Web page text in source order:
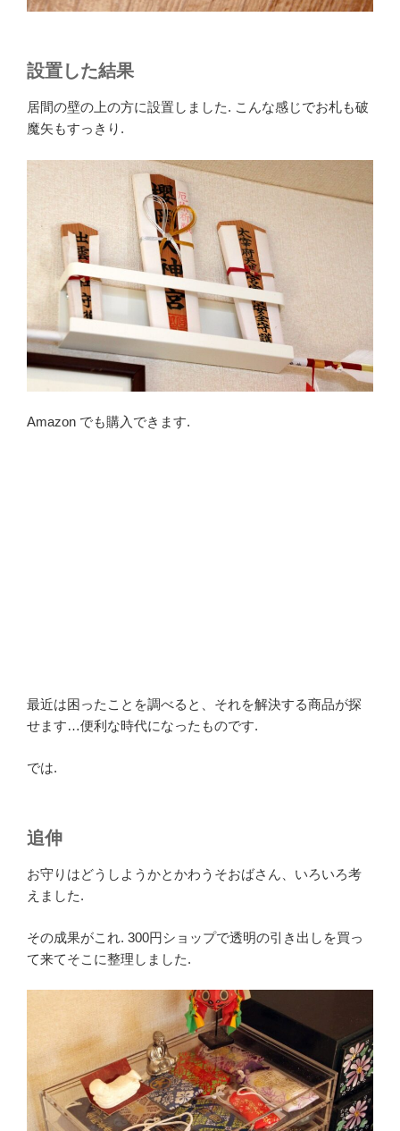
設置した結果
居間の壁の上の方に設置しました. こんな感じでお札も破
魔矢もすっきり.
Amazon でも購入できます.
最近は困ったことを調べると、それを解決する商品が探
せます…便利な時代になったものです.
では.
追伸
お守りはどうしようかとかわうそおばさん、いろいろ考
えました.
その成果がこれ. 300円ショップで透明の引き出しを買っ
て来てそこに整理しました.